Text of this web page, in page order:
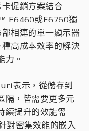
促銷方案結合
E6460或E6760獨
相連的單一顯示器
高成本效率的解決
力。
表示，從儲存到
隔，皆需要更多元
續提升的效能需
對密集效能的嵌入